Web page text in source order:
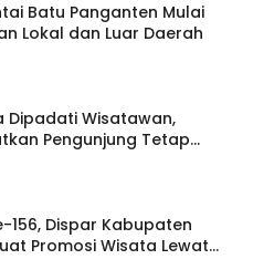
Batu Panganten Mulai
Lokal dan Luar Daerah
Dipadati Wisatawan,
Pengunjung Tetap
156, Dispar Kabupaten
Promosi Wisata Lewat